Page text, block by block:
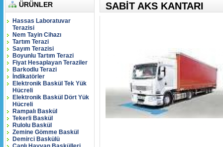
ÜRÜNLER
Hassas Laboratuvar
Terazisi
Nem Tayin Cihazı
Tartım Terazi
Sayım Terazisi
Boyunlu Tartım Terazi
Fiyat Hesaplayan Teraziler
Barkodlu Terazi
İndikatörler
Elektronik Baskül Tek Yük
Hücreli
Elektronik Baskül Dört Yük
Hücreli
Rampalı Baskül
Tekerli Baskül
Rulolu Baskül
Zemine Gömme Baskül
Demirci Baskülü
SABİT AKS KANTARI